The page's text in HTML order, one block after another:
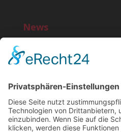
News
10 Jahre noi!
»Deutschland feiert in
Post, 25.11.2016
Rollbahn als